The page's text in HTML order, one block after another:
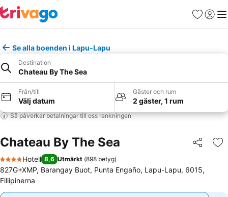
Favoriter
Logga
Se alla boenden i Lapu-Lapu
Destination
Chateau By The Sea
Från/till
Välj datum
Gäster och rum
2 gäster, 1 rum
Så påverkar betalningar till oss rankningen
Chateau By The Sea Dela
4 Stjärnor
Hotell 8,6 Utmärkt (898 betyg)
827G+XMP, Barangay Buot, Punta Engaño, Lapu-Lapu, 6015,
Fillipinerna